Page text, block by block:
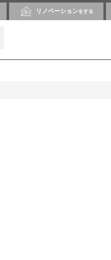
リノベーションをする